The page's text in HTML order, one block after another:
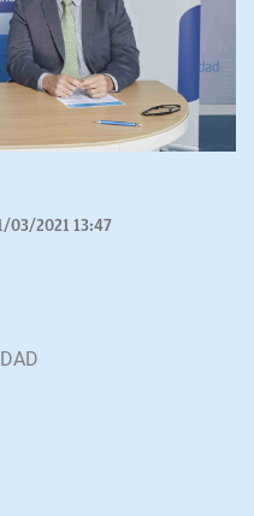
03/2021 13:47